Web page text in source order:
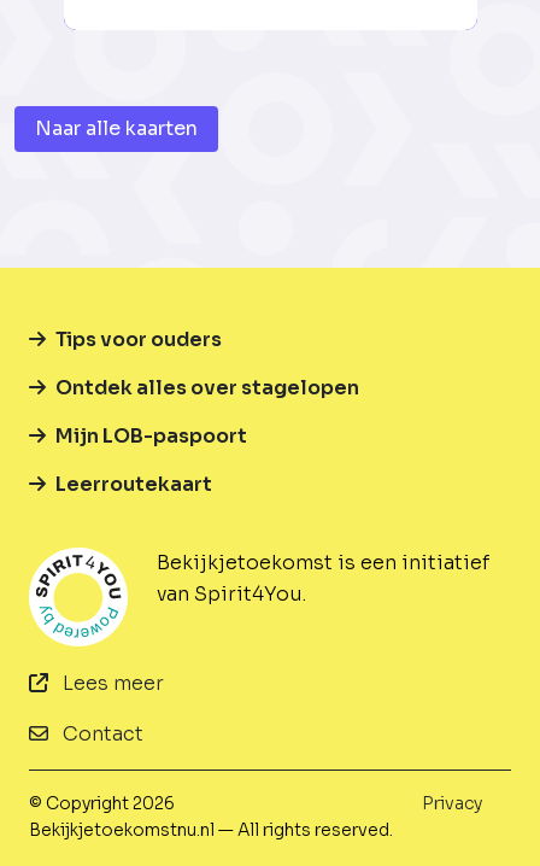
Naar alle kaarten
Bekijkjetoekomst is een initiatief
van Spirit4You.
Lees meer
Contact
Tips voor ouders
Ontdek alles over stagelopen
Mijn LOB-paspoort
Leerroutekaart
© Copyright 2026
Bekijkjetoekomstnu.nl — All rights reserved.
Privacy